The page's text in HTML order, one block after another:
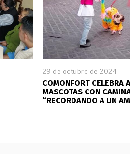
29 de octubre de 2024
COMONFORT CELEBRA
MASCOTAS CON
“RECORDANDO A UN